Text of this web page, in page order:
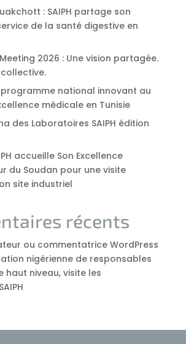
: SAIPH partage son
de la santé digestive en
Meeting 2026 : Une vision partagée.
programme national innovant au
médicale en Tunisie
des Laboratoires SAIPH édition
accueille Son Excellence
du Soudan pour une visite
site industriel
récents
ou commentatrice WordPress
nigérienne de responsables
haut niveau, visite les